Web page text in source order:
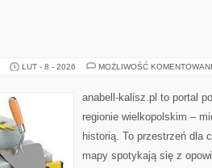
LUT - 8 - 2026 MOŻLIWOŚĆ
anabell-kalisz.pl to portal
regionie wielkopolskim –
historią. To przestrzeń dla
mapy spotykają się z